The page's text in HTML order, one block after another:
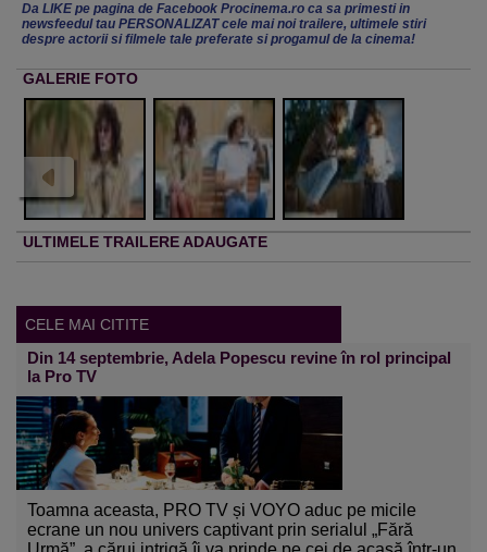
Da LIKE pe pagina de Facebook Procinema.ro ca sa primesti in
newsfeedul tau PERSONALIZAT cele mai noi trailere, ultimele stiri
despre actorii si filmele tale preferate si progamul de la cinema!
GALERIE FOTO
ULTIMELE TRAILERE ADAUGATE
CELE MAI CITITE
Din 14 septembrie, Adela Popescu revine în rol principal
la Pro TV
Toamna aceasta, PRO TV și VOYO aduc pe micile
ecrane un nou univers captivant prin serialul „Fără